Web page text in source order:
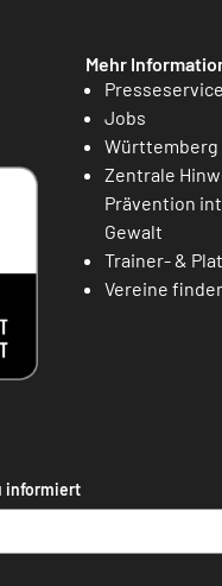
Mehr
Presseservice
Jobs
Württemberg
Zentrale
Prävention
Gewalt
Trainer- &
Vereine
informiert